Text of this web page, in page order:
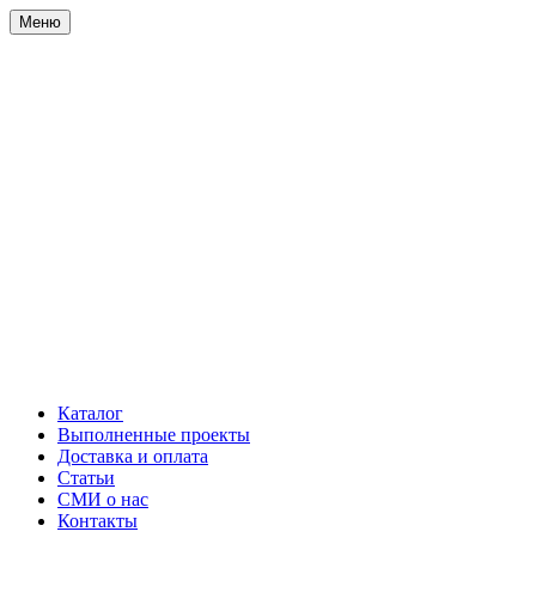
Меню
Каталог
Выполненные проекты
Доставка и оплата
Статьи
СМИ о нас
Контакты